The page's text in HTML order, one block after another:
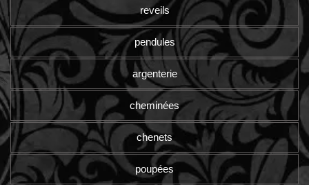
reveils
pendules
argenterie
cheminées
chenets
poupées